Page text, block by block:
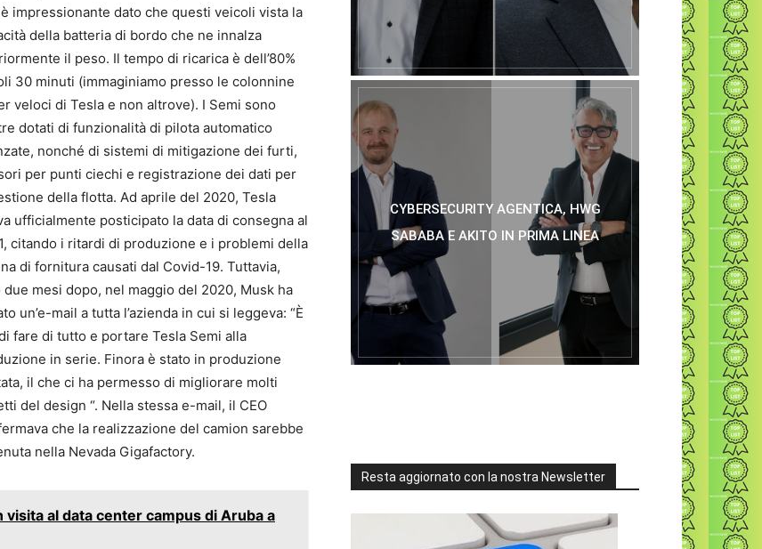
impressionante dato che questi veicoli vista la
della batteria di bordo che ne innalza
il peso. Il tempo di ricarica è dell’80%
30 minuti (immaginiamo presso le colonnine
veloci di Tesla e non altrove). I Semi sono
dotati di funzionalità di pilota automatico
nonché di sistemi di mitigazione dei furti,
per punti ciechi e registrazione dei dati per
della flotta. Ad aprile del 2020, Tesla
ufficialmente posticipato la data di consegna al
citando i ritardi di produzione e i problemi della
di fornitura causati dal Covid-19. Tuttavia,
due mesi dopo, nel maggio del 2020, Musk ha
un’e-mail a tutta l’azienda in cui si leggeva: “È
fare di tutto e portare Tesla Semi alla
in serie. Finora è stato in produzione
il che ci ha permesso di migliorare molti
del design “. Nella stessa e-mail, il CEO
che la realizzazione del camion sarebbe
nella Nevada Gigafactory.
visita al data center campus di Aruba a
CYBERSECURITY AGENTICA, HWG
SABABA E AKITO IN PRIMA LINEA
Resta aggiornato con la nostra Newsletter